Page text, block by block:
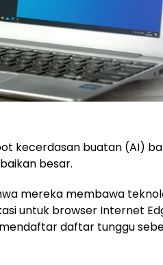
kecerdasan buatan (AI)
besar.
mereka membawa
untuk browser Internet
daftar tunggu